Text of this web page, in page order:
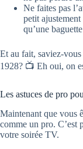
Ne faites pas
petit
qu’une
Et au fait, saviez-
1928? 📺 Eh oui, on
Les astuces de pro
Maintenant que vous
comme un pro. C’est
votre soirée TV.